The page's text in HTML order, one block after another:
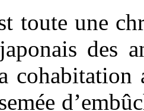
toute une
des
cohabitation